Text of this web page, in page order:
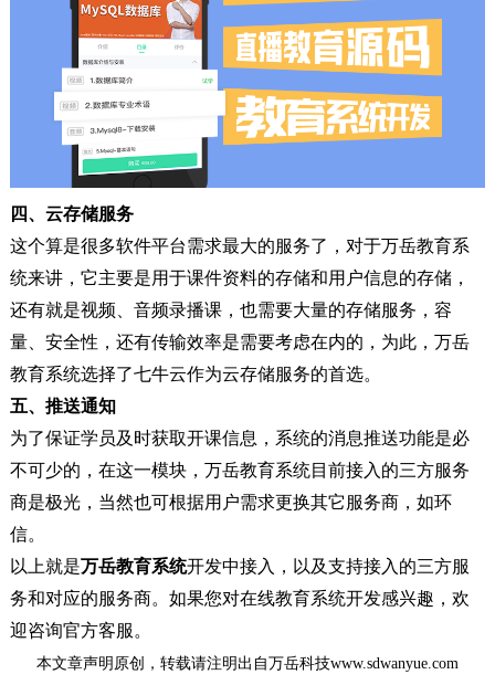
四、 云存储服务
这个算是很多软件平台需求最大的服务了，对于万岳教育系
统来讲，它主要是用于课件资料的存储和用户信息的存储，
还有就是视频、音频录播课，也需要大量的存储服务，容
量、安全性，还有传输效率是需要考虑在内的，为此，万岳
教育系统选择了七牛云作为云存储服务的首选。
五、 推送通知
为了保证学员及时获取开课信息，系统的消息推送功能是必
不可少的，在这一模块，万岳教育系统目前接入的三方服务
商是极光，当然也可根据用户需求更换其它服务商，如环
信。
以上就是万岳教育系统开发中接入，以及支持接入的三方服
务和对应的服务商。如果您对在线教育系统开发感兴趣，欢
迎咨询官方客服。
本文章声明原创，转载请注明出自万岳科技www.sdwanyue.com